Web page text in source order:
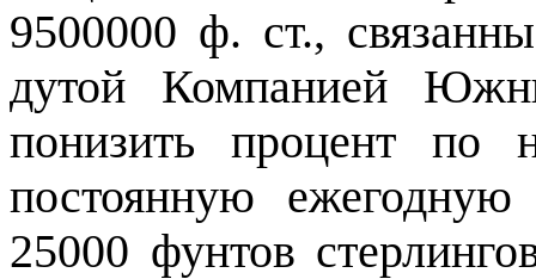
9500000 ф. ст.,
дутой Компанией
понизить процент
постоянную
25000 фунтов